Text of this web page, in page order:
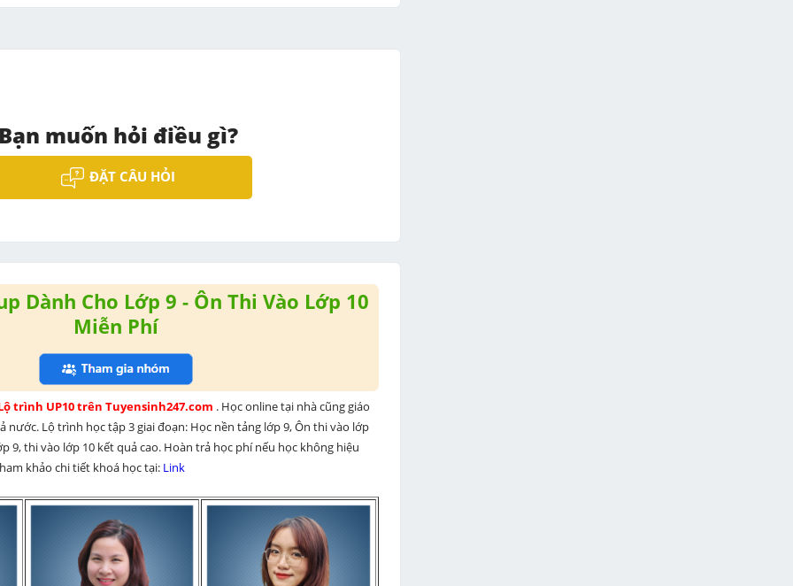
Bạn muốn hỏi điều gì?
ĐẶT CÂU HỎI
Dành Cho Lớp 9 - Ôn Thi Vào Lớp 10
Miễn Phí
trình UP10 trên Tuyensinh247.com . Học online tại nhà cũng giáo
nước. Lộ trình học tập 3 giai đoạn: Học nền tảng lớp 9, Ôn thi vào lớp
9, thi vào lớp 10 kết quả cao. Hoàn trả học phí nếu học không hiệu
khảo chi tiết khoá học tại: Link